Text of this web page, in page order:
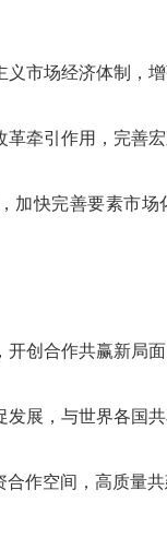
市场经济体制，
革牵引作用，完善
加快完善要素市
创合作共赢新局
展，与世界各国
作空间，高质量